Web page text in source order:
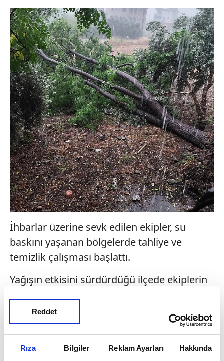
Rıza Bilgiler Reklam Ayarları Hakkında
Reddet
İhbarlar üzerine sevk edilen ekipler, su
baskını yaşanan bölgelerde tahliye ve
temizlik çalışması başlattı.
Yağışın etkisini sürdürdüğü ilçede ekiplerin
çalışmaları devam ediyor.